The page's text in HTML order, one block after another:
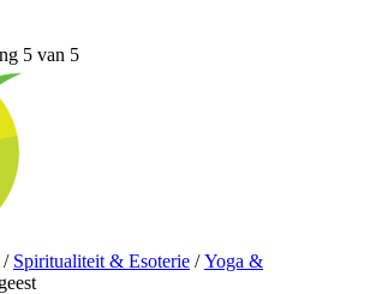
5 van 5
/ Spiritualiteit & Esoterie /Yoga &